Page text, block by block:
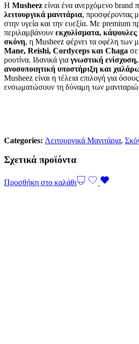
Η Musheez είναι ένα ανερχόμενο brand
λειτουργικά μανιτάρια, προσφέροντας
στην υγεία και την ευεξία. Με premium
περιλαμβάνουν εκχυλίσματα, κάψουλες
σκόνη, η Musheez φέρνει τα οφέλη των
Mane, Reishi, Cordyceps και Chaga
ρουτίνα. Ιδανικά για γνωστική ενίσχυση,
ανοσοποιητική υποστήριξη και
Musheez είναι η τέλεια επιλογή για
ενσωματώσουν τη δύναμη των
Categories: Λειτουργικά Μανιτάρια,
Σχετικά προϊόντα
Προσθήκη στο καλάθι